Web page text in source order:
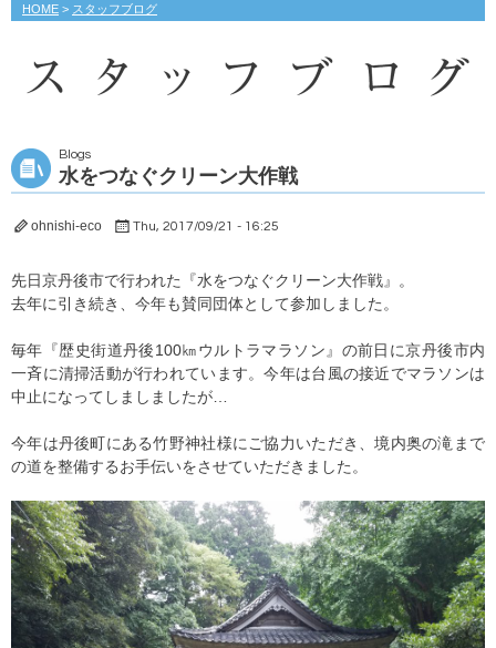
HOME > スタッフブログ
Blogs
水をつなぐクリーン大作戦
ohnishi-eco Thu, 2017/09/21 - 16:25
先日京丹後市で行われた『水をつなぐクリーン大作戦』。
去年に引き続き、今年も賛同団体として参加しました。
毎年『歴史街道丹後100㎞ウルトラマラソン』の前日に京丹後市内
一斉に清掃活動が行われています。今年は台風の接近でマラソンは
中止になってしましましたが…
今年は丹後町にある竹野神社様にご協力いただき、境内奥の滝まで
の道を整備するお手伝いをさせていただきました。